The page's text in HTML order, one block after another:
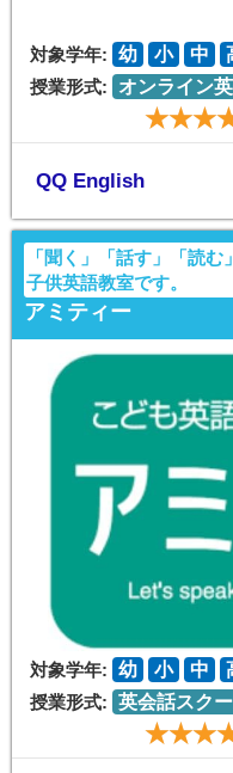
対象学年: 幼 小 中
授業形式:
オンライン
QQ English
「聞く」「話す」「読
子供英語教室です。
アミティー
対象学年: 幼 小 中
授業形式: 英会話スク